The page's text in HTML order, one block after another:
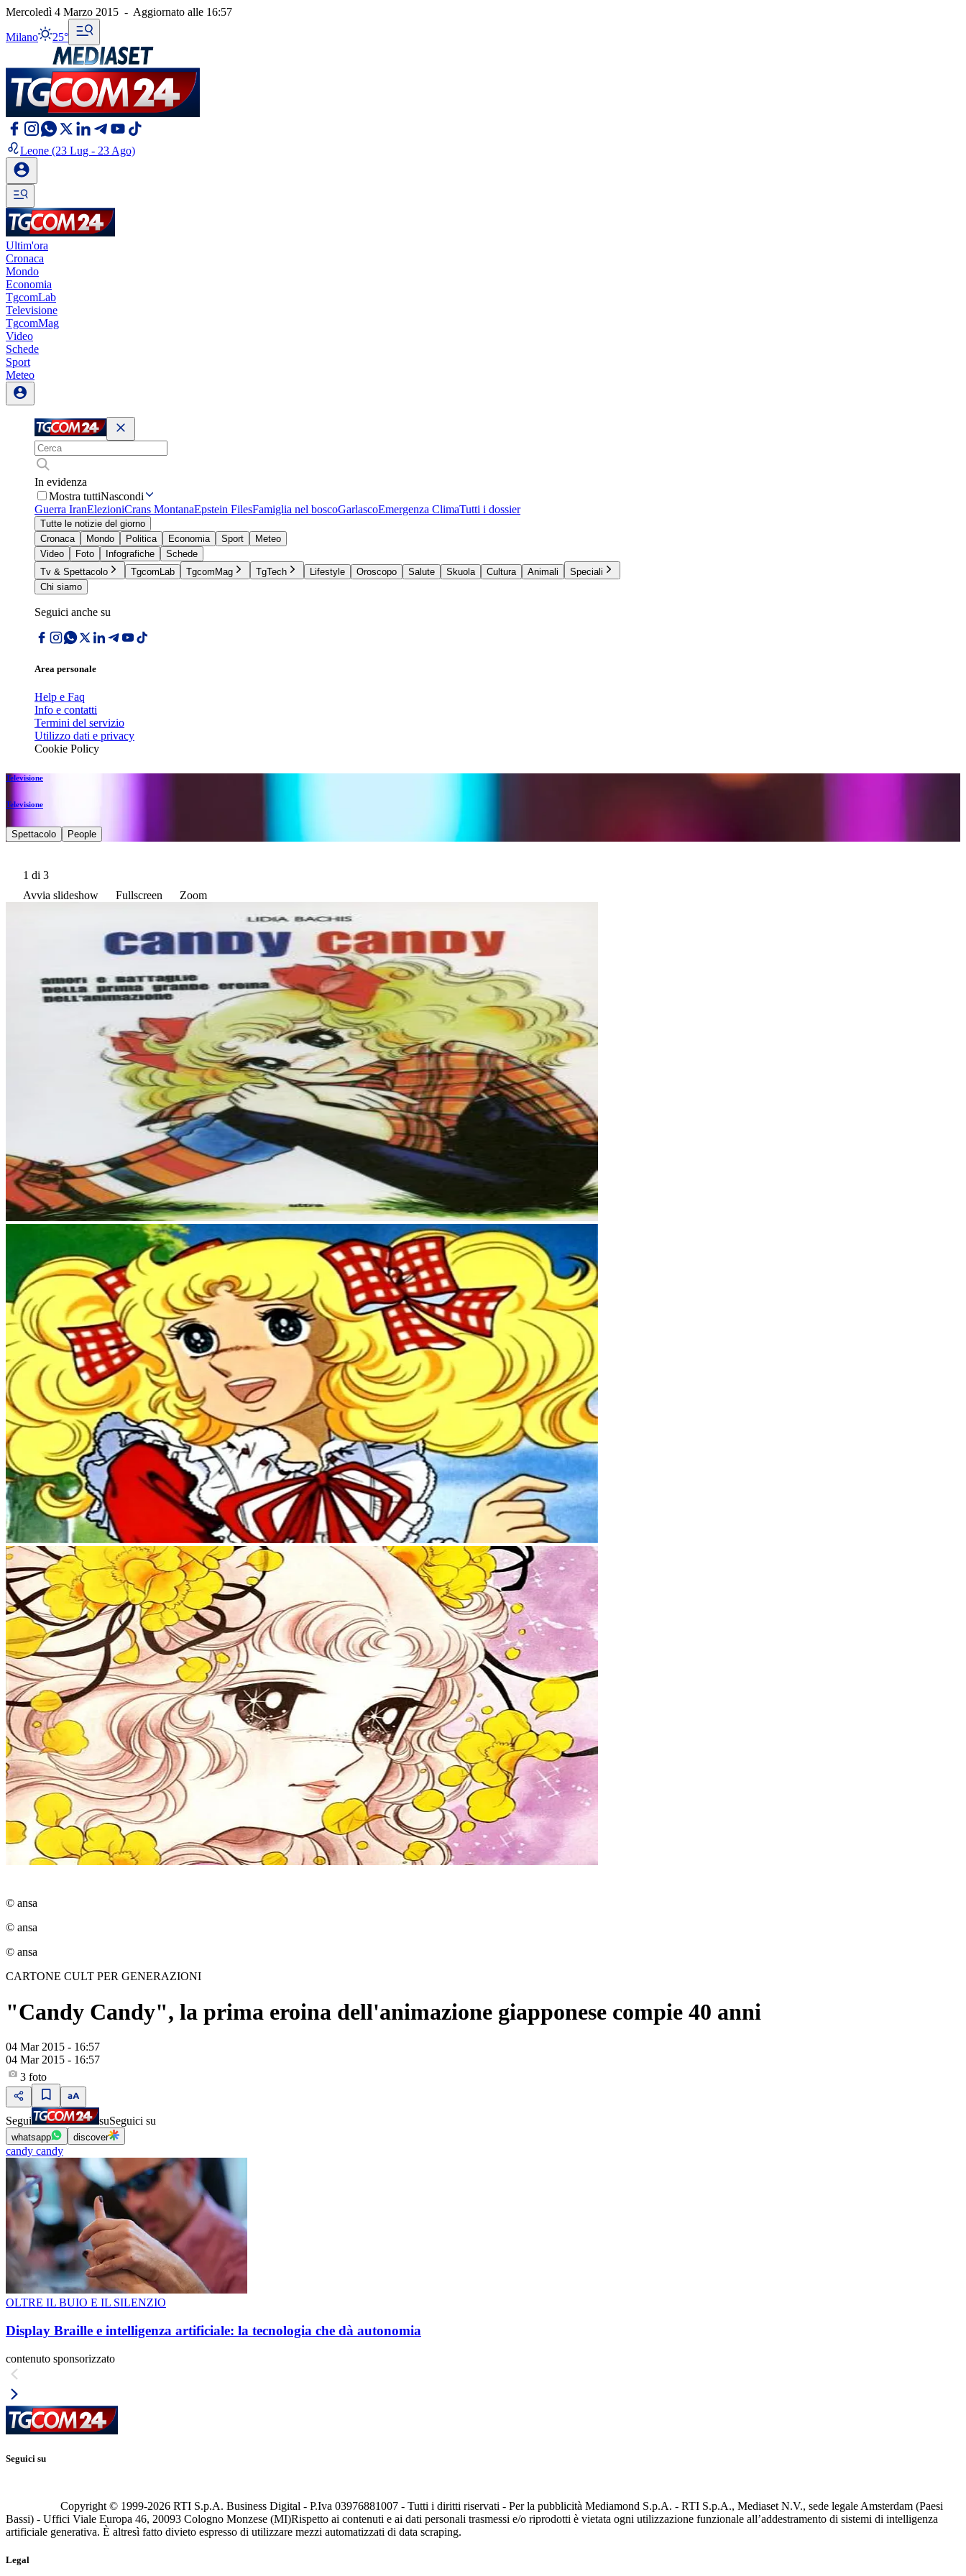
Mercoledì 4 Marzo 2015 - Aggiornato alle 16:57
Milano 25°
Leone (23 Lug - 23 Ago)
Ultim'ora
Cronaca
Mondo
Economia
TgcomLab
Televisione
TgcomMag
Video
Schede
Sport
Meteo
In evidenza
Mostra tuttiNascondi
Guerra IranElezioniCrans MontanaEpstein FilesFamiglia nel boscoGarlascoEmergenza ClimaTutti i dossier
Tutte le notizie del giorno
Cronaca
Mondo Politica Economia Sport
Meteo
Video
Foto Infografiche
Schede
Tv & Spettacolo
TgcomLab TgcomMag TgTech Lifestyle Oroscopo Salute Skuola Cultura Animali
Speciali
Chi siamo
Seguici anche su
Area personale
Help e Faq
Info e contatti
Termini del servizio
Utilizzo dati e privacy
Cookie Policy
Televisione
Televisione
Spettacolo People
1 di 3
Avvia slideshow
Fullscreen Zoom
© ansa
© ansa
© ansa
CARTONE CULT PER GENERAZIONI
"Candy Candy", la prima eroina dell'animazione giapponese compie 40 anni
04 Mar 2015 - 16:57
04 Mar 2015 - 16:57
3 foto
Segui suSeguici su
whatsapp discover
candy candy
OLTRE IL BUIO E IL SILENZIO
Display Braille e intelligenza artificiale: la tecnologia che dà autonomia
contenuto sponsorizzato
Seguici su
Copyright © 1999-2026 RTI S.p.A. Business Digital - P.Iva 03976881007 - Tutti i diritti riservati - Per la pubblicità Mediamond S.p.A. - RTI S.p.A., Mediaset N.V., sede legale Amsterdam (Paesi
Bassi) - Uffici Viale Europa 46, 20093 Cologno Monzese (MI)Rispetto ai contenuti e ai dati personali trasmessi e/o riprodotti è vietata ogni utilizzazione funzionale all’addestramento di sistemi di intelligenza
artificiale generativa. È altresì fatto divieto espresso di utilizzare mezzi automatizzati di data scraping.
Legal